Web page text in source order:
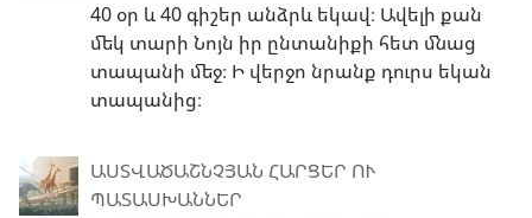
40 օր և 40 գիշեր անձրև եկավ։ Ավելի քան
մեկ տարի Նոյն իր ընտանիքի հետ մնաց
տապանի մեջ։ Ի վերջո նրանք դուրս եկան
տապանից։
ԱՍՏՎԱԾԱՇՆՉՅԱՆ ՀԱՐՑԵՐ ՈՒ
ՊԱՏԱՍԽԱՆՆԵՐ